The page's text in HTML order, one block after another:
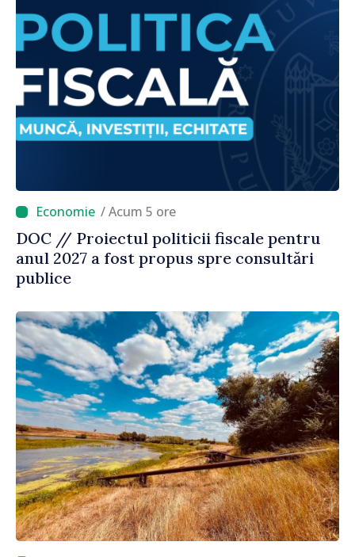
/ Acum 5 ore
DOC // Proiectul politicii fiscale pentru
anul 2027 a fost propus spre consultări
publice